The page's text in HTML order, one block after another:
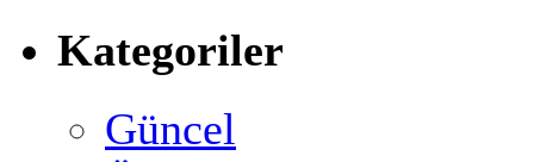
Kategoriler
Güncel